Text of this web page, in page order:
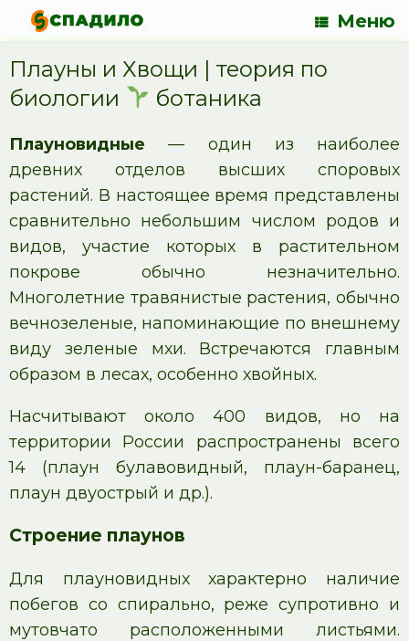
Меню
Плауны и Хвощи | теория по
биологии
ботаника
Плауновидные — один из наиболее
древних отделов высших споровых
растений. В настоящее время представлены
сравнительно небольшим числом родов и
видов, участие которых в растительном
покрове обычно незначительно.
Многолетние травянистые растения, обычно
вечнозеленые, напоминающие по внешнему
виду зеленые мхи. Встречаются главным
образом в лесах, особенно хвойных.
Насчитывают около 400 видов, но на
территории России распространены всего
14 (плаун булавовидный, плаун-баранец,
плаун двуострый и др.).
Строение плаунов
Для плауновидных характерно наличие
побегов со спирально, реже супротивно и
мутовчато расположенными листьями.